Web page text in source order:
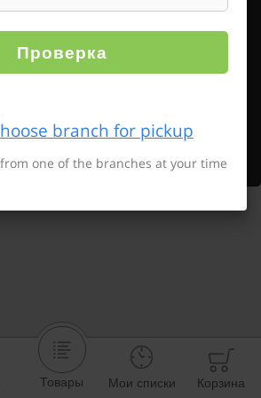
Товары Мои списки Корзина
Проверка
branch for pickup
one of the branches at your time